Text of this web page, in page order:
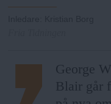
k
h
o
George
Blair går